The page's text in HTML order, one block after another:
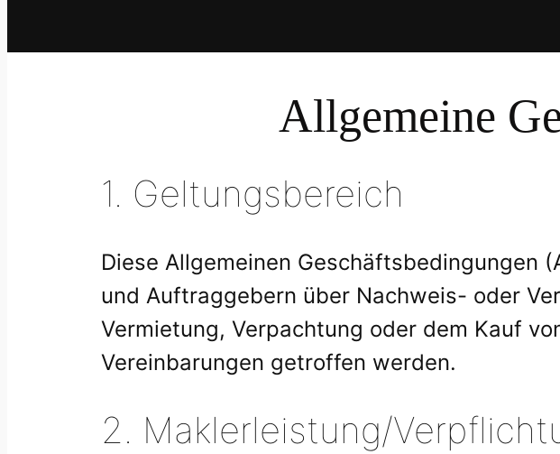
Allgemeine
1. Geltungsbereich
Diese Allgemeinen Geschäftsbedingungen
und Auftraggebern über Nachweis- oder
Vermietung, Verpachtung oder dem Kauf
Vereinbarungen getroffen werden.
2. Maklerleistung/